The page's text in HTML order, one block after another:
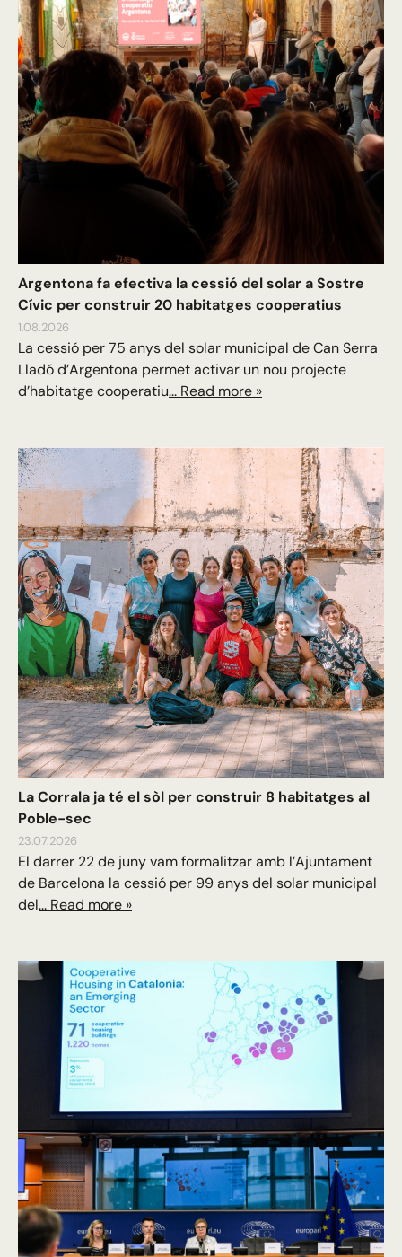
Argentona fa efectiva la cessió del solar a Sostre
Cívic per construir 20 habitatges cooperatius
1.08.2026
La cessió per 75 anys del solar municipal de Can Serra
Lladó d’Argentona permet activar un nou projecte
d’habitatge cooperatiu... Read more »
La Corrala ja té el sòl per construir 8 habitatges al
Poble-sec
23.07.2026
El darrer 22 de juny vam formalitzar amb l’Ajuntament
de Barcelona la cessió per 99 anys del solar municipal
del... Read more »